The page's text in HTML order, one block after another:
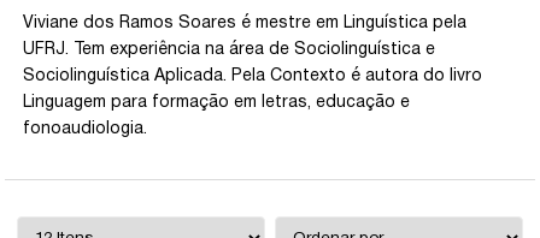
Viviane dos Ramos Soares é mestre em Linguística pela
UFRJ. Tem experiência na área de Sociolinguística e
Sociolinguística Aplicada. Pela Contexto é autora do livro
Linguagem para formação em letras, educação e
fonoaudiologia.